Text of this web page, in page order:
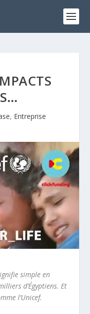
, Entreprise
simple en
d’Égyptiens. Et
l’Unicef.